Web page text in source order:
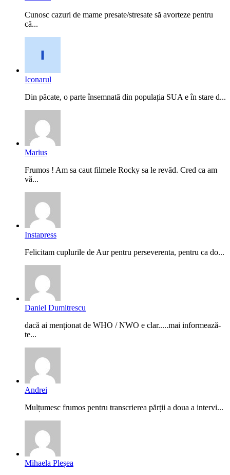
Cunosc cazuri de mame presate/stresate să avorteze pentru
că...
Iconarul
Din păcate, o parte însemnată din populația SUA e în stare d...
Marius
Frumos ! Am sa caut filmele Rocky sa le revăd. Cred ca am
vă...
Instapress
Felicitam cuplurile de Aur pentru perseverenta, pentru ca do...
Daniel Dumitrescu
dacă ai menționat de WHO / NWO e clar.....mai informează-
te...
Andrei
Mulțumesc frumos pentru transcrierea părții a doua a intervi...
Mihaela Pleșea